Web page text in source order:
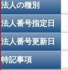
法人の種別
法人番号指定日
法人番号更新日
特記事項